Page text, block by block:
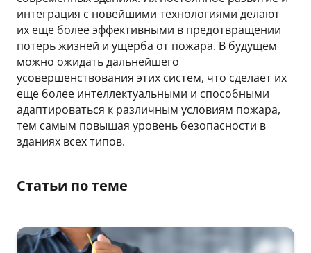
интеграция с новейшими технологиями делают
их еще более эффективными в предотвращении
потерь жизней и ущерба от пожара. В будущем
можно ожидать дальнейшего
усовершенствования этих систем, что сделает их
еще более интеллектуальными и способными
адаптироваться к различным условиям пожара,
тем самым повышая уровень безопасности в
зданиях всех типов.
Статьи по теме